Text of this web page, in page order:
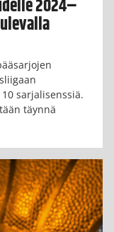
2024–
sarjalisenssiä.
täynnä